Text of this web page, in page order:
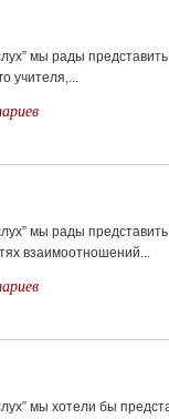
мы рады
учителя,...
мы рады
взаимоотношений...
мы хотели бы